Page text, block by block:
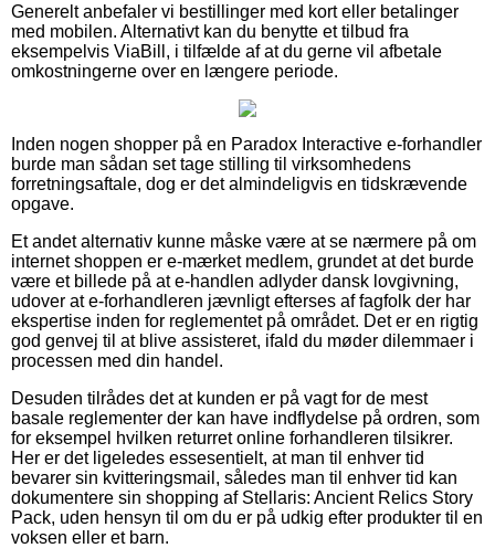
Generelt anbefaler vi bestillinger med kort eller betalinger
med mobilen. Alternativt kan du benytte et tilbud fra
eksempelvis ViaBill, i tilfælde af at du gerne vil afbetale
omkostningerne over en længere periode.
Inden nogen shopper på en Paradox Interactive e-forhandler
burde man sådan set tage stilling til virksomhedens
forretningsaftale, dog er det almindeligvis en tidskrævende
opgave.
Et andet alternativ kunne måske være at se nærmere på om
internet shoppen er e-mærket medlem, grundet at det burde
være et billede på at e-handlen adlyder dansk lovgivning,
udover at e-forhandleren jævnligt efterses af fagfolk der har
ekspertise inden for reglementet på området. Det er en rigtig
god genvej til at blive assisteret, ifald du møder dilemmaer i
processen med din handel.
Desuden tilrådes det at kunden er på vagt for de mest
basale reglementer der kan have indflydelse på ordren, som
for eksempel hvilken returret online forhandleren tilsikrer.
Her er det ligeledes essesentielt, at man til enhver tid
bevarer sin kvitteringsmail, således man til enhver tid kan
dokumentere sin shopping af Stellaris: Ancient Relics Story
Pack, uden hensyn til om du er på udkig efter produkter til en
voksen eller et barn.